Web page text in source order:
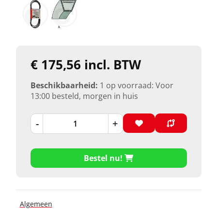
€ 175,56 incl. BTW
Beschikbaarheid: 1 op voorraad: Voor
13:00 besteld, morgen in huis
- +
Bestel nu!
Algemeen